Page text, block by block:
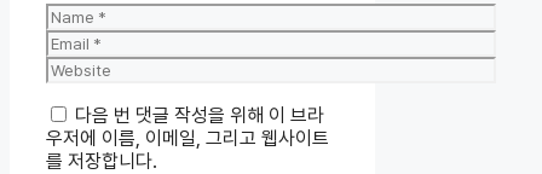
Name
Email
Website
다음 번 댓글 작성을 위해 이 브라
우저에 이름, 이메일, 그리고 웹사이트
를 저장합니다.